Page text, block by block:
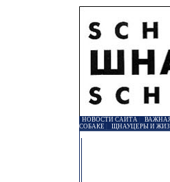
НОВОСТИ САЙТА|
СОБАКЕ
ЩНАУЦЕРЫ И